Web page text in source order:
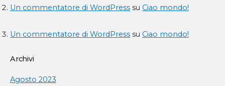
Un commentatore di WordPress su Ciao mondo!
Un commentatore di WordPress su Ciao mondo!
Archivi
Agosto 2023